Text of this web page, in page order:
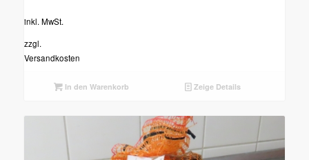
inkl. MwSt.
zzgl.
Versandkosten
In den Warenkorb Zeige Details